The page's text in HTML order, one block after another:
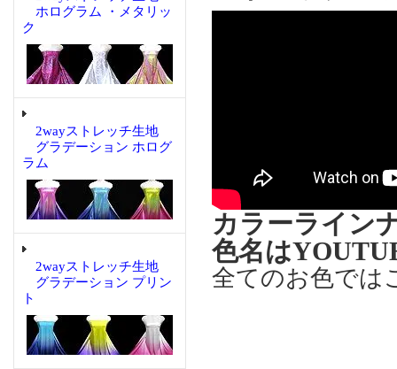
ホログラム ・メタリッ
ク
2wayストレッチ生地
グラデーション ホログ
ラム
2wayストレッチ生地
グラデーション プリン
ト
カラーライ
色名は
全てのお色では